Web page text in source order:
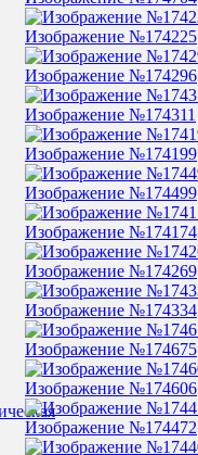
Изображение №174225
Изображение №174296
Изображение №174311
Изображение №174199
Изображение №174499
Изображение №174174
Изображение №174269
Изображение №174334
Изображение №174675
Изображение №174606
Изображение №174472